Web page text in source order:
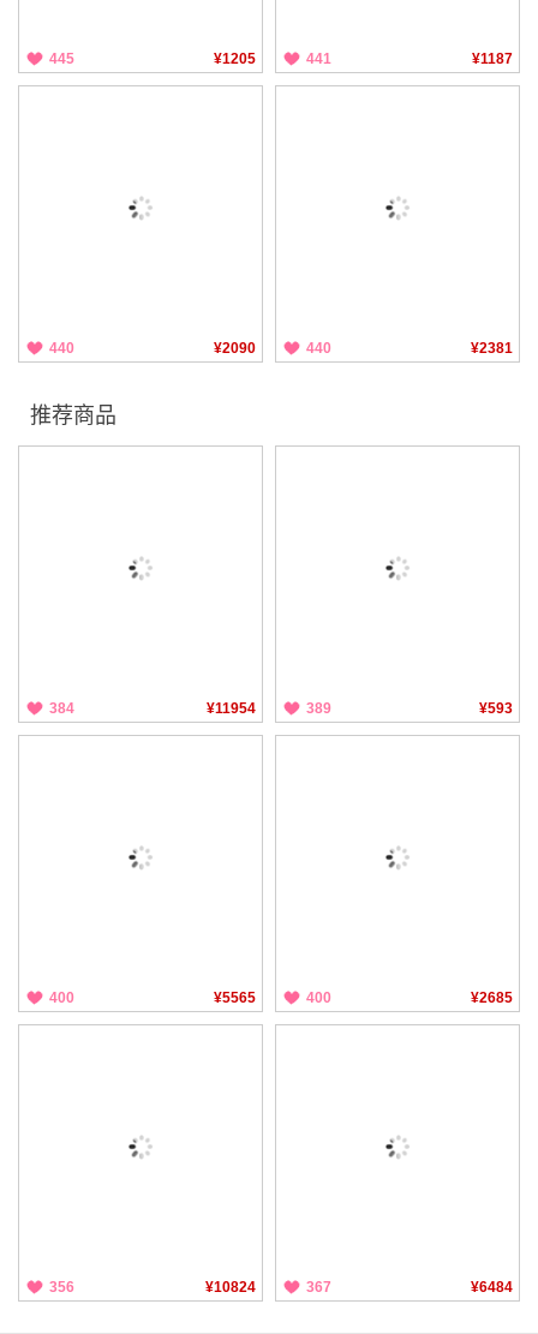
445 ¥1205 441 ¥1187
440 ¥2090 440 ¥2381
推荐商品
384 ¥11954 389 ¥593
400 ¥5565 400 ¥2685
356 ¥10824 367 ¥6484